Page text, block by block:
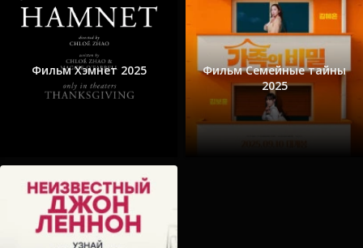
Фильм Хэмнет 2025
Фильм Семейные тайны
2025